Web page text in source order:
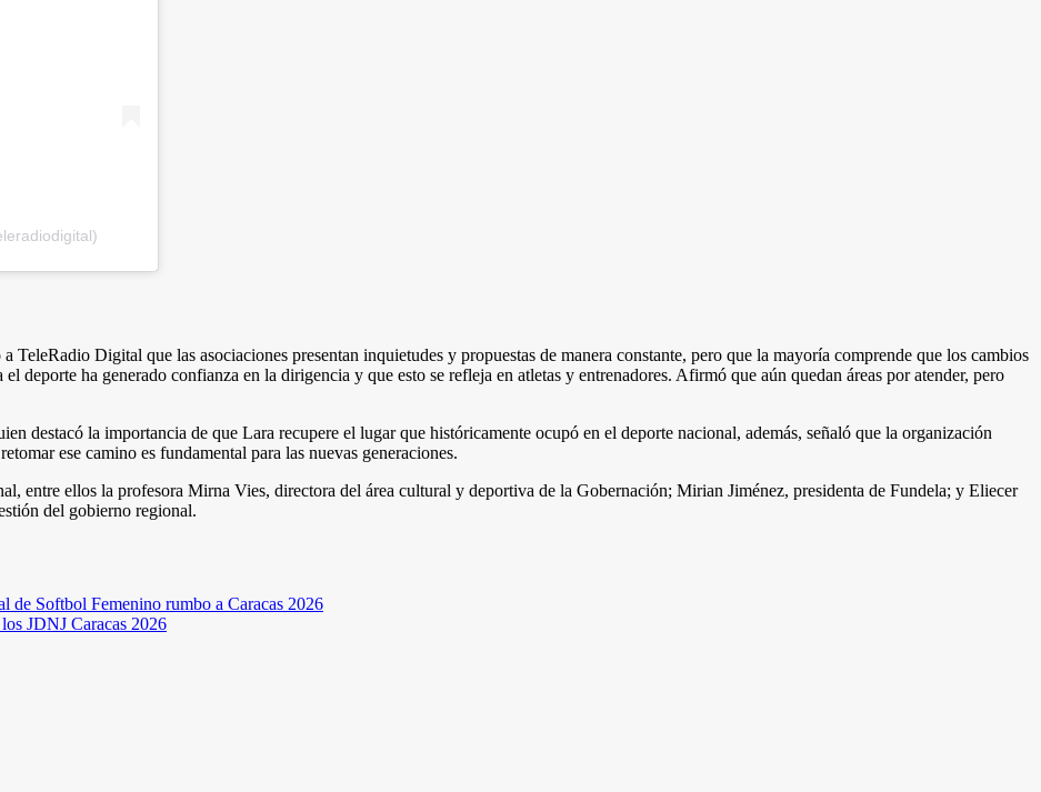
Digital que las asociaciones presentan inquietudes y propuestas de manera constante, pero que la mayoría comprende que los cambios
deporte ha generado confianza en la dirigencia y que esto se refleja en atletas y entrenadores. Afirmó que aún quedan áreas por atender, pero
destacó la importancia de que Lara recupere el lugar que históricamente ocupó en el deporte nacional, además, señaló que la organización
ese camino es fundamental para las nuevas generaciones.
entre ellos la profesora Mirna Vies, directora del área cultural y deportiva de la Gobernación; Mirian Jiménez, presidenta de Fundela; y Eliecer
del gobierno regional.
de Softbol Femenino rumbo a Caracas 2026
JDNJ Caracas 2026